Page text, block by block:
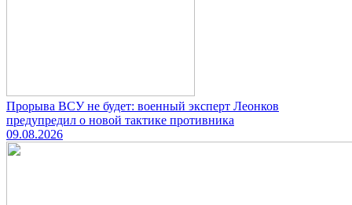
Прорыва ВСУ не будет: военный эксперт Леонков
предупредил о новой тактике противника
09.08.2026